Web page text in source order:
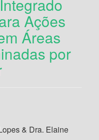
Ações
Áreas
por
& Dra. Elaine